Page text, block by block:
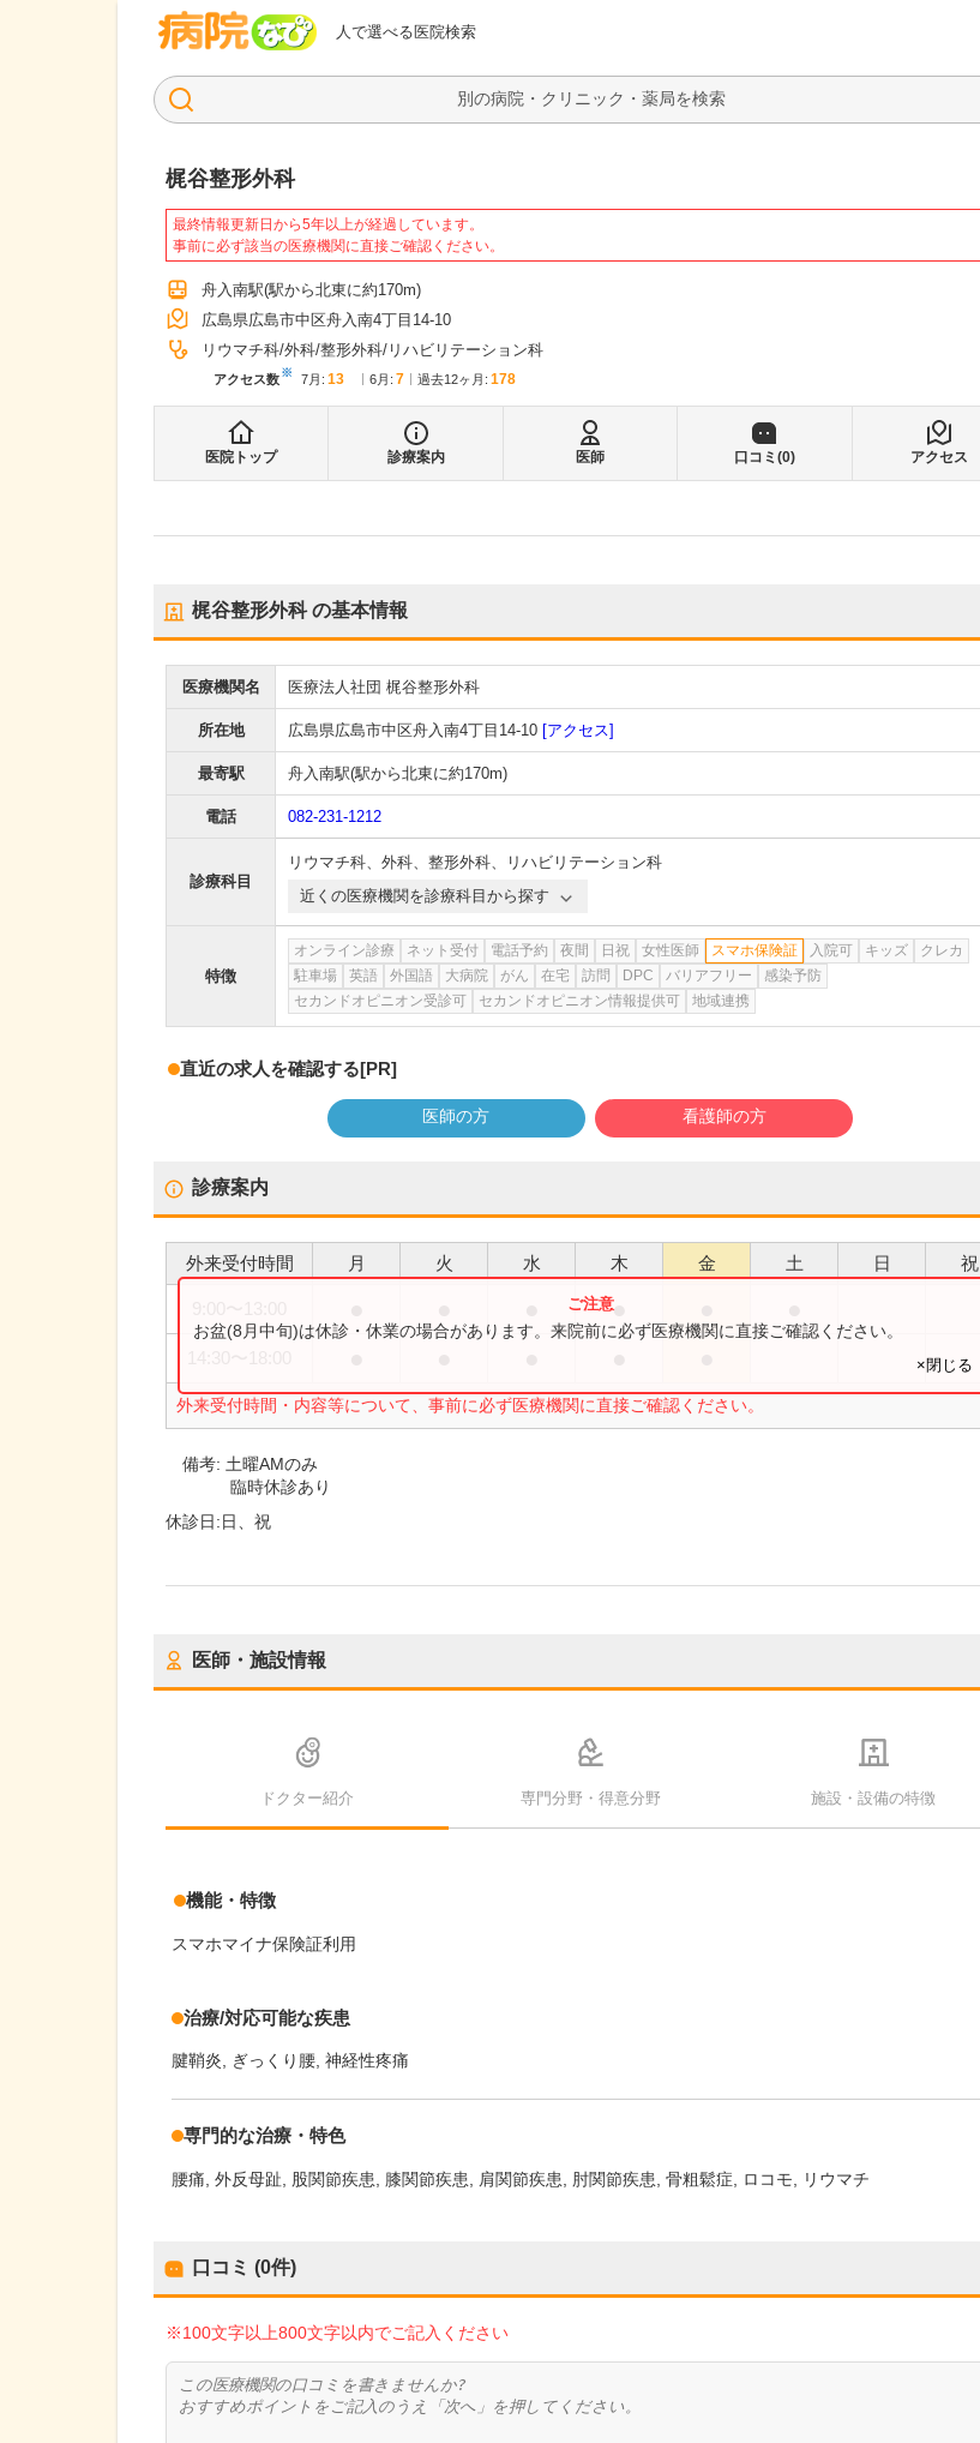
人で選べる医院検索
病院なび
検索
梶谷整形外科
最終情報更新日から5年以上が経過しています。
事前に必ず該当の医療機関に直接ご確認ください。
舟入南駅(駅から北東に約170m)
広島県広島市中区舟入南4丁目14-10
リウマチ科 外科 整形外科 リハビリテーション科
アクセス数※ 7月 : 13 6月 : 7 過去12ヶ月: 178
医院トップ 診療案内 医師 口コミ(0) アクセス
梶谷整形外科の基本情報
医療機関名 医療法人社団 梶谷整形外科
所在地 広島県広島市中区舟入南4丁目14-10 [アクセス]
最寄駅 舟入南駅(駅から北東に約170m)
電話 082-231-1212
診療科目
リウマチ科、 外科、 整形外科、
リハビリテーション科
近くの医療機関を診療科目から探す
特徴
オンライン診療 ネット受付 電話予約 夜間 日祝 女性医師 スマホ保険証 入院可 キッズ
クレカ
駐車場
英語 外国語 大病院 がん 在宅 訪問 DPC バリアフリー
感染予防
セカンドオピニオン受診可
セカンドオピニオン情報提供可 地域連携
直近の求人を確認する[PR]
医師の方 看護師の方
診療案内
外来受付時間 月 火 水 木 金 土 日 祝
●
外来受付時間・内容等について、事前に必ず医療機関に直接ご確認ください。
お盆(8月中旬)は休診・休業の場合があります。来院前に必ず医療機関に直接ご確認ください。
×閉じる
備考: 土曜AMのみ
臨時休診あり
休診日:日、祝
医師・施設情報
ドクター紹介 専門分野・得意分野 施設・設備の特徴
機能・特徴
スマホマイナ保険証利用
治療/対応可能な疾患
腱鞘炎 ぎっくり腰 神経性疼痛
専門的な治療・特色
腰痛 外反母趾 股関節疾患 膝関節疾患 肩関節疾患 肘関節疾患 骨粗鬆症 ロコモ リウマチ
口コミ (0件)
※100文字以上800文字以内でご記入ください